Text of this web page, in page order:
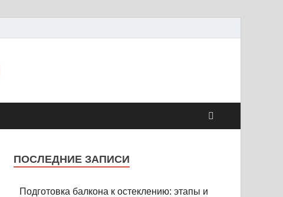
ПОСЛЕДНИЕ ЗАПИСИ
Подготовка балкона к остеклению: этапы и